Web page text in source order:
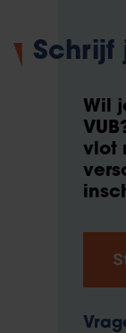
Schrijf
Wil
vlot